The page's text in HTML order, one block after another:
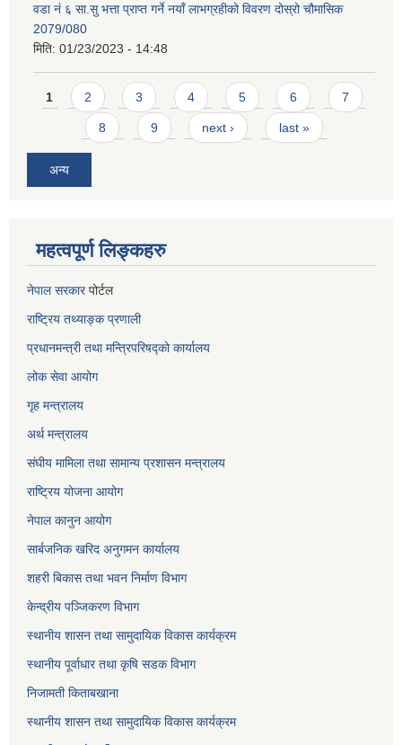
वडा नं ६ सा.सु भत्ता प्राप्त गर्ने नयाँ लाभग्रहीको विवरण दोस्रो चौमासिक
2079/080
मिति: 01/23/2023 - 14:48
Pages
1 2 3 4 5 6 7
8 9 next › last »
अन्य
महत्वपूर्ण लिङ्कहरु
नेपाल सरकारपोर्टल
राष्ट्रिय तथ्याङ्क प्रणाली
प्रधानमन्त्री तथा मन्त्रिपरिषद्को कार्यालय
लोक सेवाआयोग
गृह मन्त्रालय
अर्थ मन्त्रालय
संघीय मामिला तथा सामान्य प्रशासन मन्त्रालय
राष्ट्रिय योजना आयोग
नेपाल कानुन आयोग
सार्बजनिक खरिद अनुगमन कार्यालय
शहरी बिकास तथा भवन निर्माण विभाग
केन्द्रीय पञ्जिकरण विभाग
स्थानीय शासन तथा सामुदायिक विकास कार्यक्रम
स्थानीय पूर्वाधार तथा कृषि सडक विभाग
निजामती किताबखाना
स्थानीय शासन तथा सामुदायिक विकास कार्यक्रम